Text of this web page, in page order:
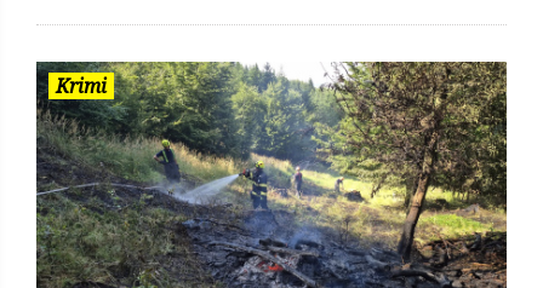
Krimi